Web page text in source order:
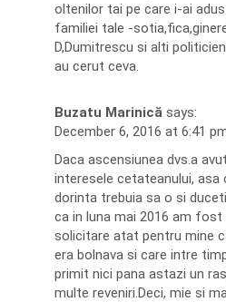
oltenilor tai pe care i-ai
familiei tale -
D,Dumitrescu si alti
au cerut ceva.
Buzatu Marinică says:
December 6, 2016 at 6:41
Daca ascensiunea dvs.a
interesele cetateanului,
dorinta trebuia sa o si
ca in luna mai 2016 am fost
solicitare atat pentru mine
era bolnava si care intre
primit nici pana astazi un
multe reveniri.Deci, mie si